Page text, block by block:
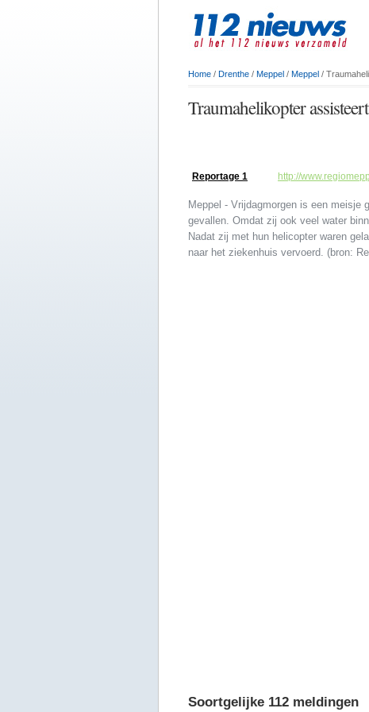
Home / Drenthe / Meppel / Meppel /
Traumahelikopter
Reportage 1 http://
Meppel - Vrijdagmorgen is een meisje
gevallen. Omdat zij ook veel water
Nadat zij met hun helicopter waren
naar het ziekenhuis vervoerd. (bron:
Soortgelijke 112 meldingen